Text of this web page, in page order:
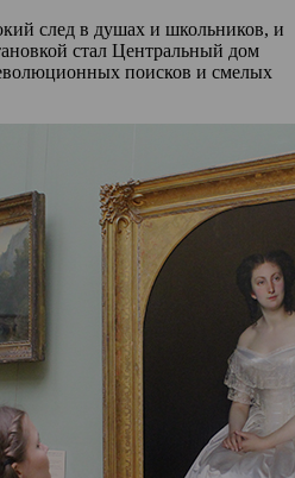
след в душах и школьников, и
стал Центральный дом
поисков и смелых